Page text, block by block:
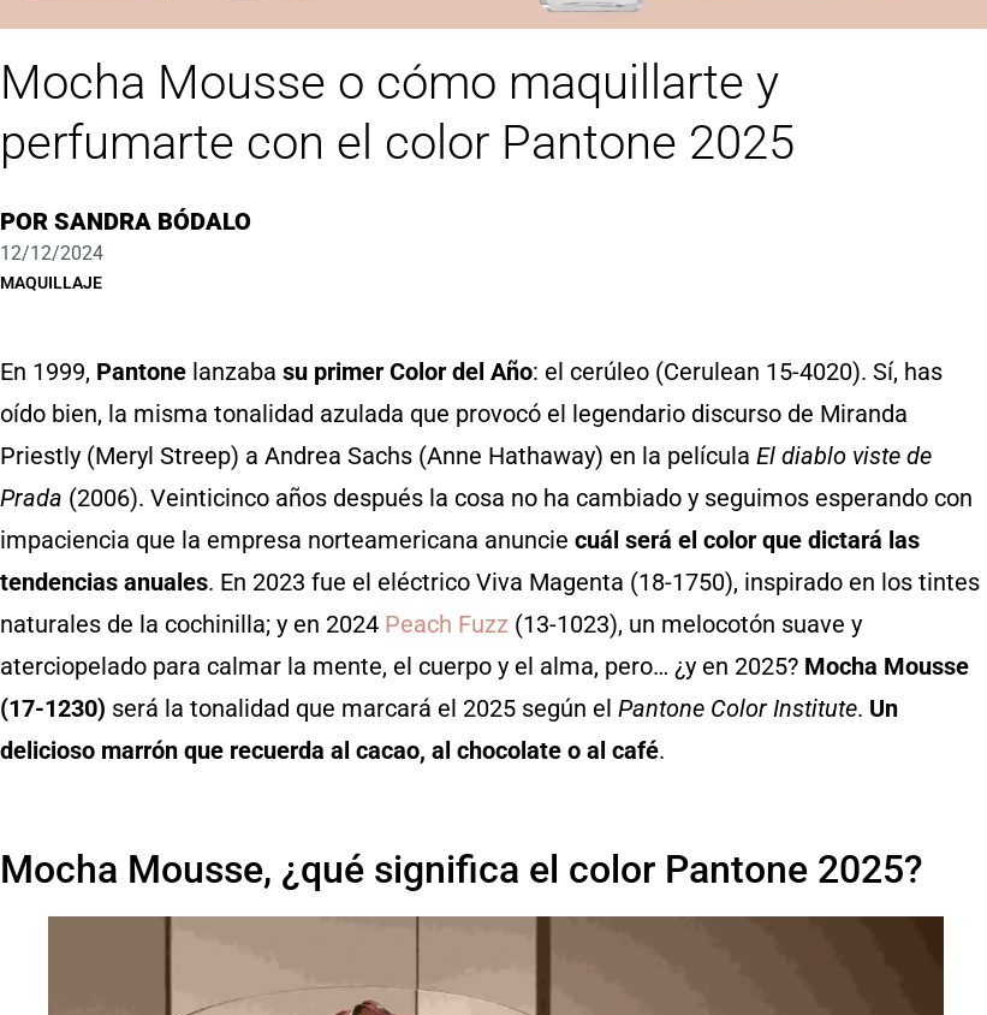
Mocha Mousse o cómo maquillarte y
perfumarte con el color Pantone 2025
POR SANDRA BÓDALO
12/12/2024
MAQUILLAJE
En 1999, Pantone lanzaba su primer Color del Año: el cerúleo (Cerulean 15-4020). Sí, has
oído bien, la misma tonalidad azulada que provocó el legendario discurso de Miranda
Priestly (Meryl Streep) a Andrea Sachs (Anne Hathaway) en la película El diablo viste de
Prada (2006). Veinticinco años después la cosa no ha cambiado y seguimos esperando con
impaciencia que la empresa norteamericana anuncie cuál será el color que dictará las
tendencias anuales. En 2023 fue el eléctrico Viva Magenta (18-1750), inspirado en los tintes
naturales de la cochinilla; y en 2024 Peach Fuzz (13-1023), un melocotón suave y
aterciopelado para calmar la mente, el cuerpo y el alma, pero… ¿y en 2025? Mocha Mousse
(17-1230) será la tonalidad que marcará el 2025 según el Pantone Color Institute. Un
delicioso marrón que recuerda al cacao, al chocolate o al café.
Mocha Mousse, ¿qué significa el color Pantone 2025?